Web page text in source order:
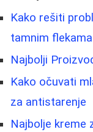
Kako rešiti
tamnim
Najbolji
Kako očuvati
za antistarenje
Najbolje kreme